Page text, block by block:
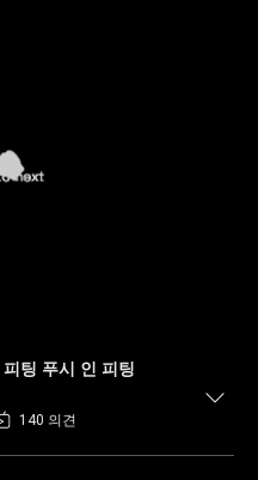
팅 푸시 인 피팅
140 의견